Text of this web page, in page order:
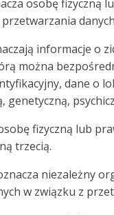
osobę fizyczną
informacje o
można
dane o
genetyczną,
fizyczną lub
trzecią.
niezależny
w związku z